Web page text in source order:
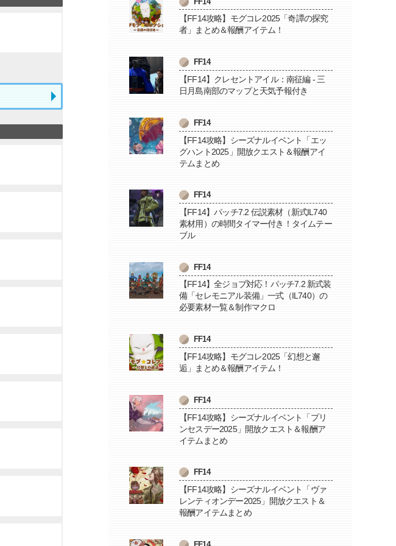
【FF14攻略】モグコレ2025「奇譚の探究
者」まとめ＆報酬アイテム！
FF14
【FF14】クレセントアイル：南征編 - 三
日月島南部のマップと天気予報付き
FF14
【FF14攻略】シーズナルイベント「エッ
グハント2025」開放クエスト＆報酬アイ
テムまとめ
FF14
【FF14】パッチ7.2 伝説素材（新式IL740
素材用）の時間タイマー付き！タイムテー
ブル
FF14
【FF14】全ジョブ対応！パッチ7.2 新式装
備「セレモニアル装備」一式（IL740）の
必要素材一覧＆制作マクロ
FF14
【FF14攻略】モグコレ2025「幻想と邂
逅」まとめ＆報酬アイテム！
FF14
【FF14攻略】シーズナルイベント「プリ
ンセスデー2025」開放クエスト＆報酬ア
イテムまとめ
FF14
【FF14攻略】シーズナルイベント「ヴァ
レンティオンデー2025」開放クエスト＆
報酬アイテムまとめ